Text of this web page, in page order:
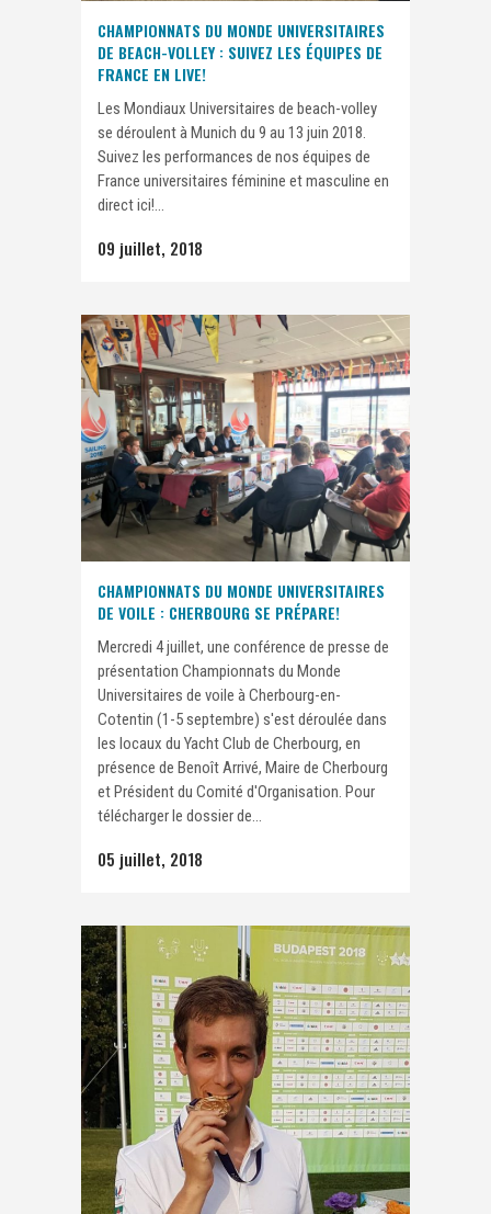
CHAMPIONNATS DU MONDE UNIVERSITAIRES
DE BEACH-VOLLEY : SUIVEZ LES ÉQUIPES DE
FRANCE EN LIVE!
Les Mondiaux Universitaires de beach-volley
se déroulent à Munich du 9 au 13 juin 2018.
Suivez les performances de nos équipes de
France universitaires féminine et masculine en
direct ici!...
09 juillet, 2018
CHAMPIONNATS DU MONDE UNIVERSITAIRES
DE VOILE : CHERBOURG SE PRÉPARE!
Mercredi 4 juillet, une conférence de presse de
présentation Championnats du Monde
Universitaires de voile à Cherbourg-en-
Cotentin (1-5 septembre) s'est déroulée dans
les locaux du Yacht Club de Cherbourg, en
présence de Benoît Arrivé, Maire de Cherbourg
et Président du Comité d'Organisation. Pour
télécharger le dossier de...
05 juillet, 2018